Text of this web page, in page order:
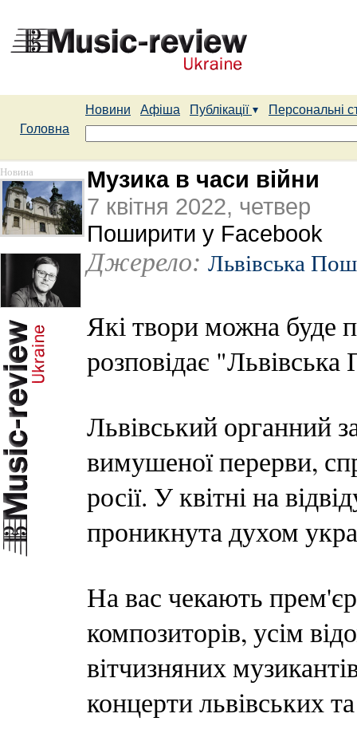
Новини Афіша Публікації
Персональні
Головна
Новина
Музика в часи війни
7 квітня 2022, четвер
Поширити у Facebook
Джерело: Львівська
Які твори можна буде
розповідає
Львівський органний
вимушеної перерви,
росії. У квітні на
проникнута духом
На вас чекають
композиторів, усім
вітчизняних
концерти львівських